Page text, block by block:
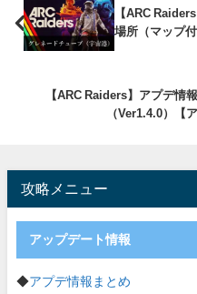
【ARC
場所（マップ
【ARC Raiders】アプデ情
（Ver1.4.0）【
攻略メニュー
アップデート情報
◆アプデ情報まとめ